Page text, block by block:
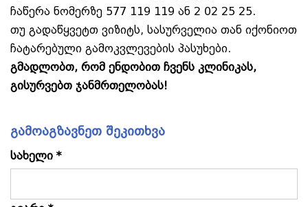
ჩაწერა ნომერზე 577 119 119 ან 2 02 25 25.
თუ გადაწყვეტთ ვიზიტს, სასურველია თან იქონიოთ
ჩატარებული გამოკვლევების პასუხები.
გმადლობთ, რომ ენდობით ჩვენს კლინიკას,
გისურვებთ ჯანმრთელობას!
გამოაგზავნეთ შეკითხვა
სახელი *